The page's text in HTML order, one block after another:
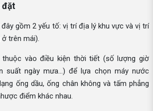
đặt
gồm 2 yếu tố: vị trí địa lý khu vực và vị trí
trên mái).
vào điều kiện thời tiết (số lượng giờ
suất ngày mưa...) để lựa chọn máy nước
ống dầu, ống chân không và tấm phẳng
điểm khác nhau.